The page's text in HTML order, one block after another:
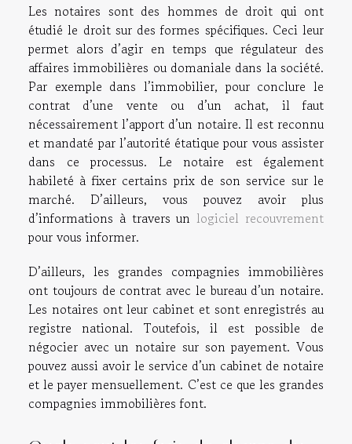
Les notaires sont des hommes de droit qui ont
étudié le droit sur des formes spécifiques. Ceci leur
permet alors d’agir en temps que régulateur des
affaires immobilières ou domaniale dans la société.
Par exemple dans l’immobilier, pour conclure le
contrat d’une vente ou d’un achat, il faut
nécessairement l’apport d’un notaire. Il est reconnu
et mandaté par l’autorité étatique pour vous assister
dans ce processus. Le notaire est également
habileté à fixer certains prix de son service sur le
marché. D’ailleurs, vous pouvez avoir plus
d’informations à travers unlogiciel recouvrement
pour vous informer.
D’ailleurs, les grandes compagnies immobilières
ont toujours de contrat avec le bureau d’un notaire.
Les notaires ont leur cabinet et sont enregistrés au
registre national. Toutefois, il est possible de
négocier avec un notaire sur son payement. Vous
pouvez aussi avoir le service d’un cabinet de notaire
et le payer mensuellement. C’est ce que les grandes
compagnies immobilières font.